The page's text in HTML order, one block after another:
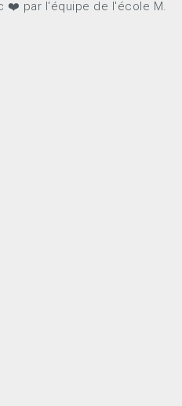
❤️ par l'équipe de l'école M.